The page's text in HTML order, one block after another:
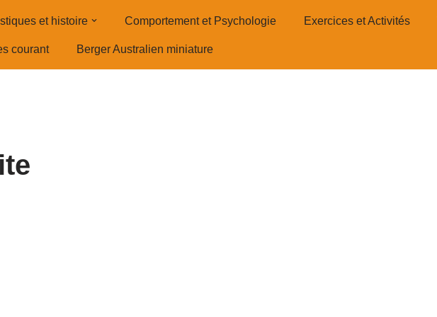
et histoire Comportement et Psychologie Exercices et Activités
courant Berger Australien miniature